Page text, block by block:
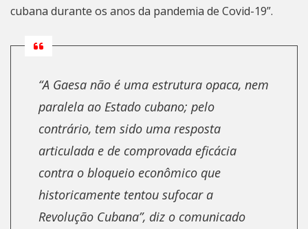
cubana durante os anos da pandemia de Covid-19”.
“A Gaesa não é uma estrutura opaca, nem
paralela ao Estado cubano; pelo
contrário, tem sido uma resposta
articulada e de comprovada eficácia
contra o bloqueio econômico que
historicamente tentou sufocar a
Revolução Cubana”, diz o comunicado